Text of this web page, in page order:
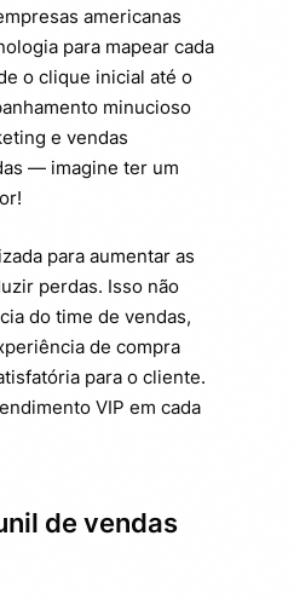
americanas
para mapear cada
o clique inicial até o
minucioso
e vendas
— imagine ter um
para aumentar as
perdas. Isso não
do time de vendas,
de compra
para o cliente.
VIP em cada
de vendas